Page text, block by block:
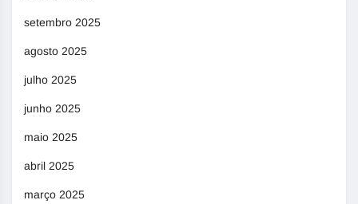
setembro 2025
agosto 2025
julho 2025
junho 2025
maio 2025
abril 2025
março 2025